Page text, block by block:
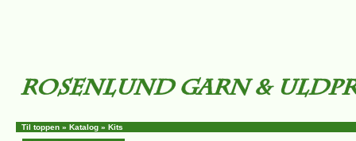
Til toppen » Katalog » Kits